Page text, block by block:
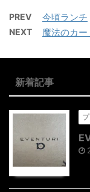
PREV 今頃ランチ
NEXT 魔法のカ
新着記事